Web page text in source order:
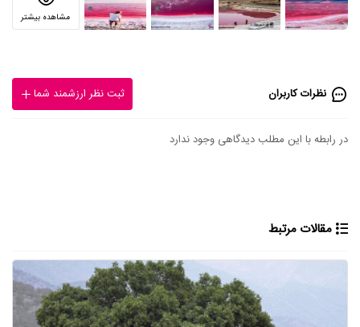
مشاهده بیشتر
نظرات کاربران ثبت نظر ارزشمند شما
در رابطه با این مطلب دیدگاهی وجود ندارد
مقالات مرتبط